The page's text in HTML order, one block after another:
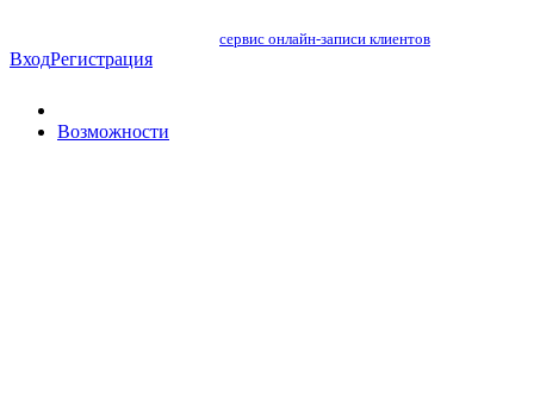
сервис онлайн-записи клиентов
ВходРегистрация
Возможности